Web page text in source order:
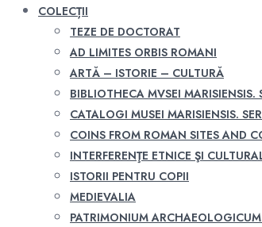
COLECȚII
TEZE DE DOCTORAT
AD LIMITES ORBIS ROMANI
ARTĂ – ISTORIE – CULTURĂ
BIBLIOTHECA MVSEI
CATALOGI MUSEI MARISIENSIS.
COINS FROM ROMAN SITES AND
INTERFERENŢE ETNICE ŞI
ISTORII PENTRU COPII
MEDIEVALIA
PATRIMONIUM